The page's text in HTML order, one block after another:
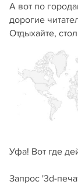
А вот по
дорогие
Отдыхайте,
Уфа! Вот где
Запрос '3d-